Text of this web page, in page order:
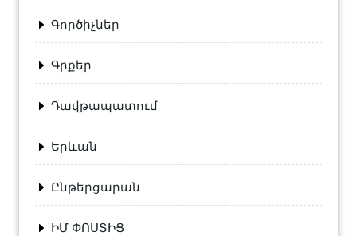
Գործիչներ
Գրքեր
Դավթապատում
Երևան
Ընթերցարան
ԻՄ ՓՈՍՏԻՑ